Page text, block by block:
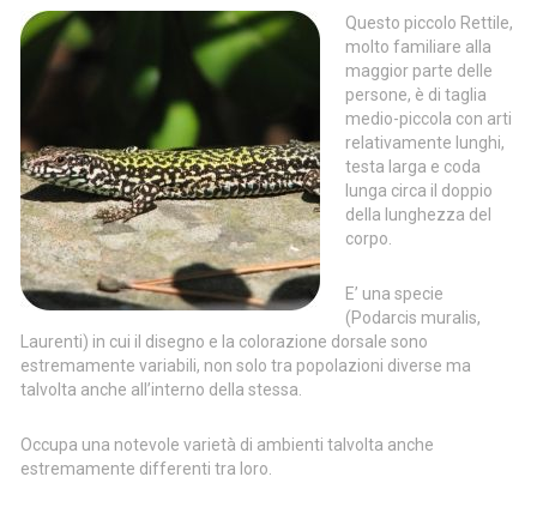
Questo piccolo Rettile,
molto familiare alla
maggior parte delle
persone, è di taglia
medio-piccola con arti
relativamente lunghi,
testa larga e coda
lunga circa il doppio
della lunghezza del
corpo.
E’ una specie
(Podarcis muralis,
Laurenti) in cui il disegno e la colorazione dorsale sono
estremamente variabili, non solo tra popolazioni diverse ma
talvolta anche all’interno della stessa.
Occupa una notevole varietà di ambienti talvolta anche
estremamente differenti tra loro.